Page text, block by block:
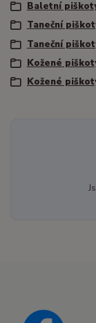
Baletní
Taneční
Taneční
Kožené
Kožené